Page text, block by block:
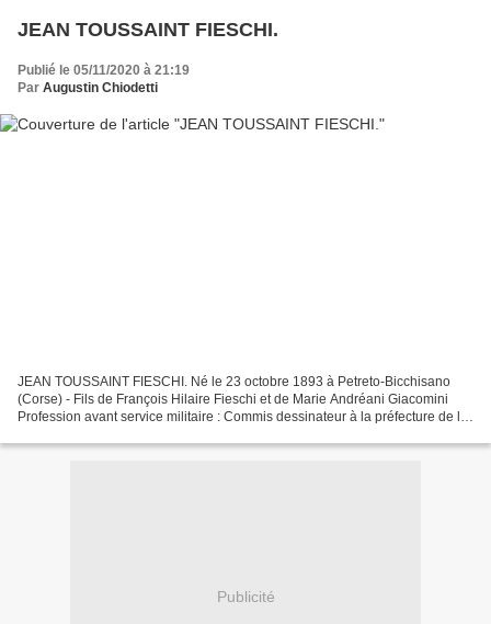
JEAN TOUSSAINT FIESCHI.
Publié le 05/11/2020 à 21:19
Par Augustin Chiodetti
JEAN TOUSSAINT FIESCHI. Né le 23 octobre 1893 à Petreto-Bicchisano
(Corse) - Fils de François Hilaire Fieschi et de Marie Andréani Giacomini
Profession avant service militaire : Commis dessinateur à la préfecture de la
Publicité